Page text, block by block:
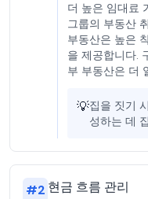
더 높은 임대료
그룹의 부동산
부동산은 높은
을 제공합니다.
부 부동산은 더
💡집을 짓기
성하는 데
#2 현금 흐름 관리